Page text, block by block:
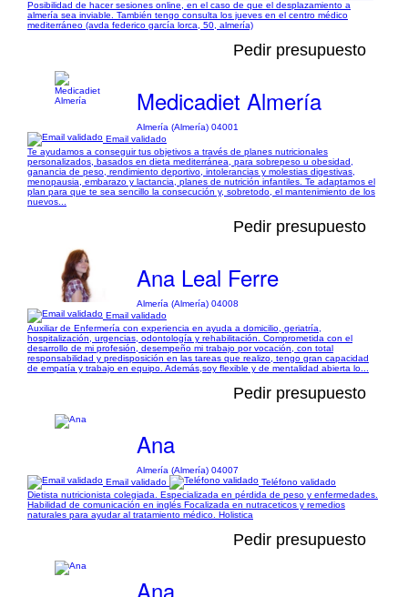
Posibilidad de hacer sesiones online, en el caso de que el desplazamiento a
almería sea inviable. También tengo consulta los jueves en el centro médico
mediterráneo (avda federico garcía lorca, 50, almería)
Pedir presupuesto
Medicadiet Almería
Almería (Almería) 04001
Email validado
Te ayudamos a conseguir tus objetivos a través de planes nutricionales
personalizados, basados en dieta mediterránea, para sobrepeso u obesidad,
ganancia de peso, rendimiento deportivo, intolerancias y molestias digestivas,
menopausia, embarazo y lactancia, planes de nutrición infantiles. Te adaptamos el
plan para que te sea sencillo la consecución y, sobretodo, el mantenimiento de los
nuevos...
Pedir presupuesto
Ana Leal Ferre
Almería (Almería) 04008
Email validado
Auxiliar de Enfermería con experiencia en ayuda a domicilio, geriatría,
hospitalización, urgencias, odontología y rehabilitación. Comprometida con el
desarrollo de mi profesión, desempeño mi trabajo por vocación, con total
responsabilidad y predisposición en las tareas que realizo, tengo gran capacidad
de empatía y trabajo en equipo. Además,soy flexible y de mentalidad abierta lo...
Pedir presupuesto
Ana
Almería (Almería) 04007
Email validado
Teléfono validado
Dietista nutricionista colegiada. Especializada en pérdida de peso y enfermedades.
Habilidad de comunicación en inglés Focalizada en nutraceticos y remedios
naturales para ayudar al tratamiento médico. Holistica
Pedir presupuesto
Ana